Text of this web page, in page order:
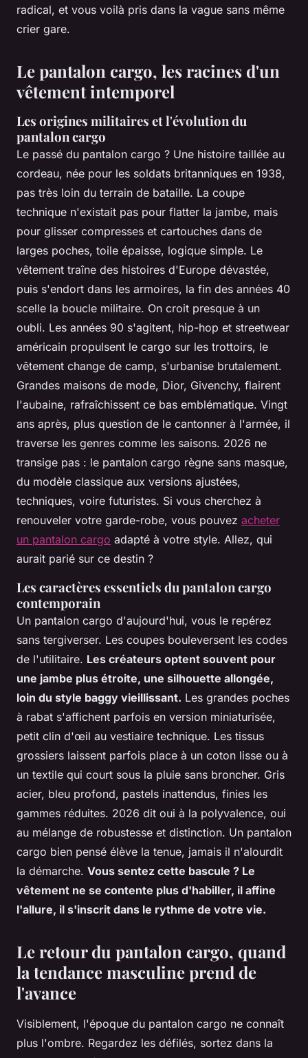
radical, et vous voilà pris dans la vague sans même
crier gare.
Le pantalon cargo, les racines d'un
vêtement intemporel
Les origines militaires et l'évolution du
pantalon cargo
Le passé du pantalon cargo ? Une histoire taillée au
cordeau, née pour les soldats britanniques en 1938,
pas très loin du terrain de bataille. La coupe
technique n'existait pas pour flatter la jambe, mais
pour glisser compresses et cartouches dans de
larges poches, toile épaisse, logique simple. Le
vêtement traîne des histoires d'Europe dévastée,
puis s'endort dans les armoires, la fin des années 40
scelle la boucle militaire. On croit presque à un
oubli. Les années 90 s'agitent, hip-hop et streetwear
américain propulsent le cargo sur les trottoirs, le
vêtement change de camp, s'urbanise brutalement.
Grandes maisons de mode, Dior, Givenchy, flairent
l'aubaine, rafraîchissent ce bas emblématique. Vingt
ans après, plus question de le cantonner à l'armée, il
traverse les genres comme les saisons. 2026 ne
transige pas : le pantalon cargo règne sans masque,
du modèle classique aux versions ajustées,
techniques, voire futuristes. Si vous cherchez à
renouveler votre garde-robe, vous pouvez acheter
un pantalon cargo adapté à votre style. Allez, qui
aurait parié sur ce destin ?
Les caractères essentiels du pantalon cargo
contemporain
Un pantalon cargo d'aujourd'hui, vous le repérez
sans tergiverser. Les coupes bouleversent les codes
de l'utilitaire. Les créateurs optent souvent pour
une jambe plus étroite, une silhouette allongée,
loin du style baggy vieillissant. Les grandes poches
à rabat s'affichent parfois en version miniaturisée,
petit clin d'œil au vestiaire technique. Les tissus
grossiers laissent parfois place à un coton lisse ou à
un textile qui court sous la pluie sans broncher. Gris
acier, bleu profond, pastels inattendus, finies les
gammes réduites. 2026 dit oui à la polyvalence, oui
au mélange de robustesse et distinction. Un pantalon
cargo bien pensé élève la tenue, jamais il n'alourdit
la démarche. Vous sentez cette bascule ? Le
vêtement ne se contente plus d'habiller, il affine
l'allure, il s'inscrit dans le rythme de votre vie.
Le retour du pantalon cargo, quand
la tendance masculine prend de
l'avance
Visiblement, l'époque du pantalon cargo ne connaît
plus l'ombre. Regardez les défilés, sortez dans la